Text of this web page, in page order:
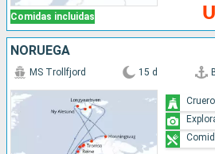
Comidas incluidas
NORUEGA
MS Trollfjord 15 d